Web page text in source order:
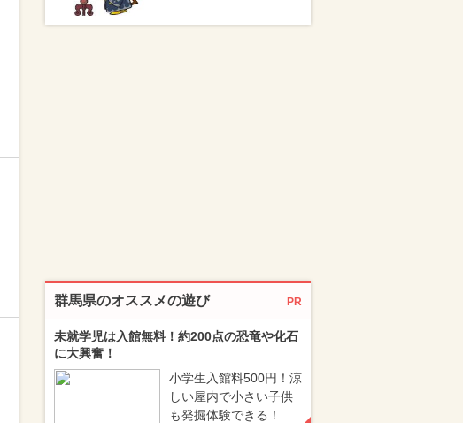
群馬県のオススメの遊び PR
未就学児は入館無料！約200点の恐竜や化石
に大興奮！
小学生入館料500円！涼
しい屋内で小さい子供
も発掘体験できる！